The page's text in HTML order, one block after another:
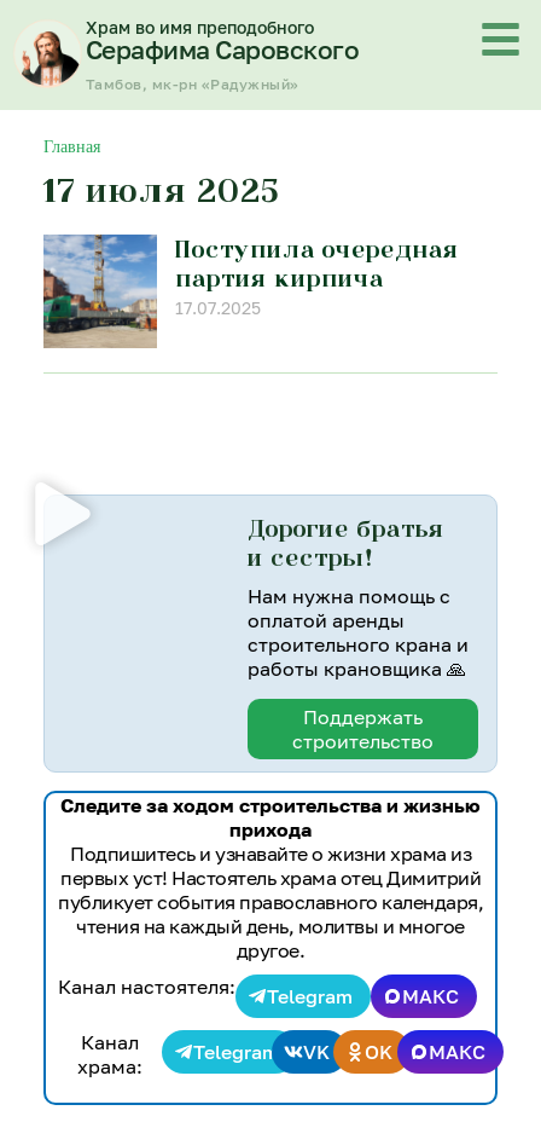
содержимому
Храм во имя преподобного
Серафима Саровского
Тамбов, мк-рн «Радужный»
Главная
17 июля 2025
Поступила очередная
партия кирпича
17.07.2025
Дорогие братья
и сестры!
Нам нужна помощь с
оплатой аренды
строительного крана и
работы крановщика 🙏
Поддержать
строительство
Следите за ходом строительства и жизнью
прихода
Подпишитесь и узнавайте о жизни храма из
первых уст! Настоятель храма отец Димитрий
публикует события православного календаря,
чтения на каждый день, молитвы и многое
другое.
Канал настоятеля:
Telegram
МАКС
Канал
храма:
Telegram VK OK МАКС